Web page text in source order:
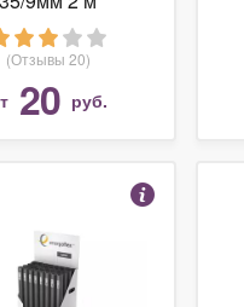
(Отзывы 20)
20 руб.